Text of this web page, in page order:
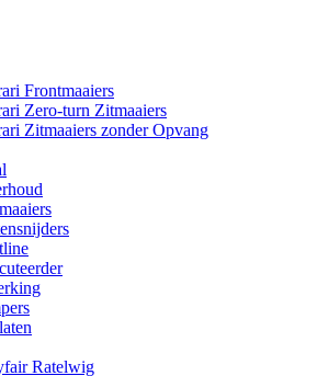
Frontmaaiers
Zero-turn Zitmaaiers
Zitmaaiers zonder Opvang
Ratelwig